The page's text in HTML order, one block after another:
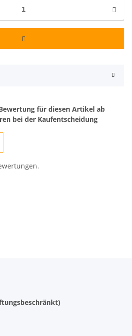
für diesen Artikel ab
bei der Kaufentscheidung